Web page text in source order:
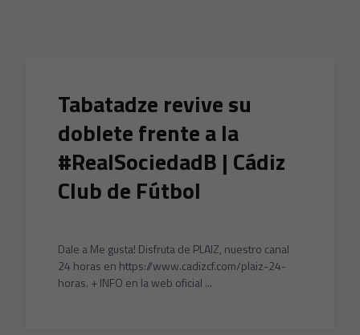
Tabatadze revive su
doblete frente a la
#RealSociedadB | Cádiz
Club de Fútbol
Dale a Me gusta! Disfruta de PLAIZ, nuestro canal
24 horas en https://www.cadizcf.com/plaiz-24-
horas. + INFO en la web oficial ...